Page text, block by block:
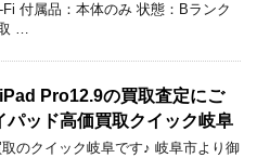
付属品：本体のみ 状態：Bランク
…
Pro12.9の買取査定にご
パッド高価買取クイック岐阜
のクイック岐阜です♪ 岐阜市より御